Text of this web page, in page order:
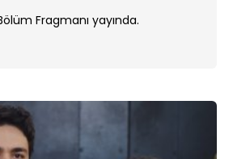
Fragmanı yayında.